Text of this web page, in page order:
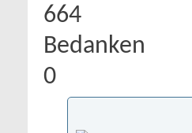
664
Bedanken
0